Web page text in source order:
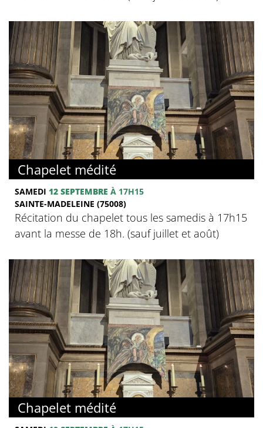
Chapelet médité
SAMEDI 12 SEPTEMBRE À 17H15
SAINTE-MADELEINE (75008)
Récitation du chapelet tous les samedis à 17h15
avant la messe de 18h. (sauf juillet et août)
Chapelet médité